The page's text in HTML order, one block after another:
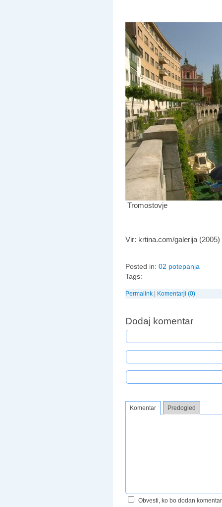
Tromostovje
Vir: krtina.com/galerija (2005)
Posted in: 02 potepanja
Tags:
Permalink | Komentarji (0)
Dodaj komentar
Komentar Predogled
Obvesti, ko bo dodan komentar